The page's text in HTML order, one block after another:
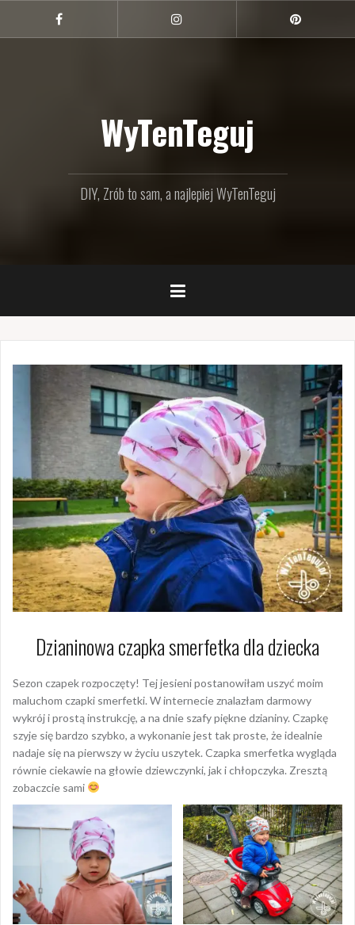
treści
Facebook
WyTenTeguj
DIY, Zrób to sam, a najlepiej WyTenTeguj
Dzianinowa czapka smerfetka dla dziecka
Sezon czapek rozpoczęty! Tej jesieni postanowiłam uszyć moim
maluchom czapki smerfetki. W internecie znalazłam darmowy
wykrój i prostą instrukcję, a na dnie szafy piękne dzianiny. Czapkę
szyje się bardzo szybko, a wykonanie jest tak proste, że idealnie
nadaje się na pierwszy w życiu uszytek. Czapka smerfetka wygląda
równie ciekawie na głowie dziewczynki, jak i chłopczyka. Zresztą
zobaczcie sami